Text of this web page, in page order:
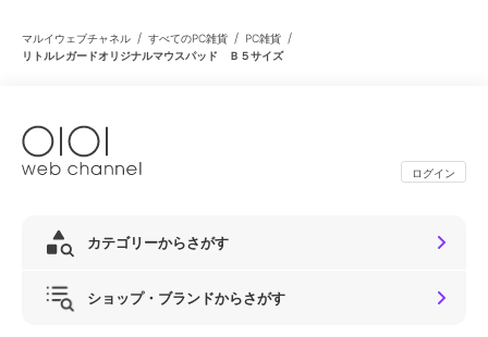
マルイウェブチャネル / すべてのPC雑貨 / PC雑貨 /
リトルレガードオリジナルマウスパッド Ｂ５サイズ
ログイン
カテゴリーからさがす
ショップ・ブランドからさがす